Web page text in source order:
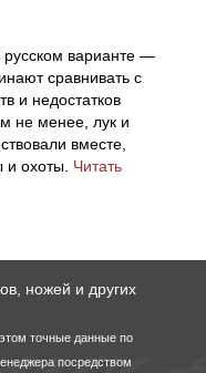
русском варианте —
сравнивать с
и недостатков
не менее, лук и
вместе,
и охоты. Читать
ножей и других
точные данные по
посредством